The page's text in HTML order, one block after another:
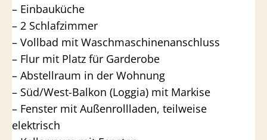
– Einbauküche
– 2 Schlafzimmer
– Vollbad mit Waschmaschinenanschluss
– Flur mit Platz für Garderobe
– Abstellraum in der Wohnung
– Süd/West-Balkon (Loggia) mit Markise
– Fenster mit Außenrollladen, teilweise
elektrisch